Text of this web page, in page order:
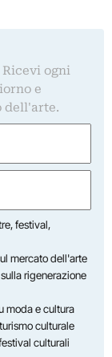
ogni
e
dell'arte.
festival,
mercato dell'arte
rigenerazione
moda e cultura
culturale
culturali